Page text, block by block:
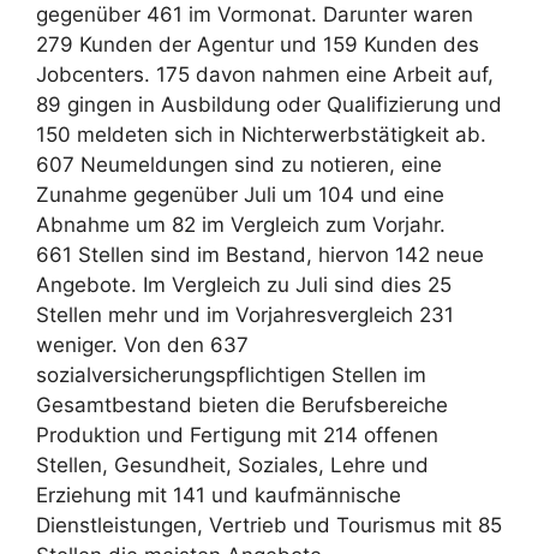
gegenüber 461 im Vormonat. Darunter waren
279 Kunden der Agentur und 159 Kunden des
Jobcenters. 175 davon nahmen eine Arbeit auf,
89 gingen in Ausbildung oder Qualifizierung und
150 meldeten sich in Nichterwerbstätigkeit ab.
607 Neumeldungen sind zu notieren, eine
Zunahme gegenüber Juli um 104 und eine
Abnahme um 82 im Vergleich zum Vorjahr.
661 Stellen sind im Bestand, hiervon 142 neue
Angebote. Im Vergleich zu Juli sind dies 25
Stellen mehr und im Vorjahresvergleich 231
weniger. Von den 637
sozialversicherungspflichtigen Stellen im
Gesamtbestand bieten die Berufsbereiche
Produktion und Fertigung mit 214 offenen
Stellen, Gesundheit, Soziales, Lehre und
Erziehung mit 141 und kaufmännische
Dienstleistungen, Vertrieb und Tourismus mit 85